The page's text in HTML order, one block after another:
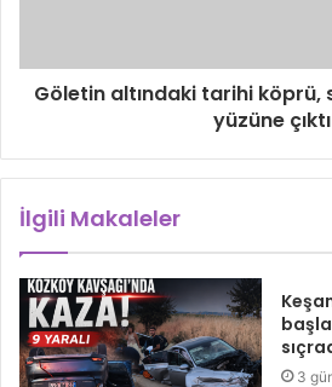
Göletin altındaki tarihi köprü,
yüzüne çıktı
İlgili Makaleler
3